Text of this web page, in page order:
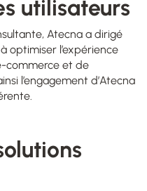
utilisateurs
Atecna a dirigé
optimiser l’expérience
commerce et de
l’engagement d’Atecna